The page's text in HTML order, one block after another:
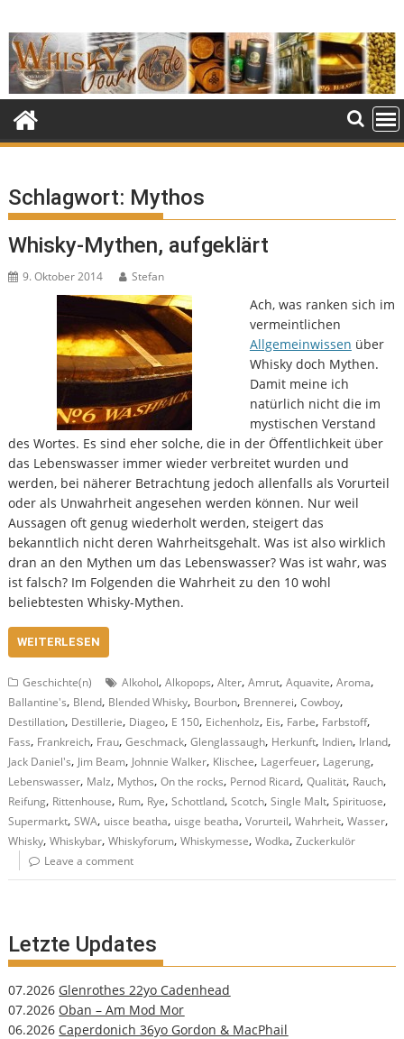
to
content
Schlagwort: Mythos
Whisky-Mythen, aufgeklärt
9. Oktober 2014 Stefan
Ach, was ranken sich im
vermeintlichen
Allgemeinwissen über
Whisky doch Mythen.
Damit meine ich
natürlich nicht die im
mystischen Verstand
des Wortes. Es sind eher solche, die in der Öffentlichkeit über
das Lebenswasser immer wieder verbreitet wurden und
werden, bei näherer Betrachtung jedoch allenfalls als Vorurteil
oder als Unwahrheit angesehen werden können. Nur weil
Aussagen oft genug wiederholt werden, steigert das
bekanntlich nicht deren Wahrheitsgehalt. Was ist also wirklich
dran an den Mythen um das Lebenswasser? Was ist wahr, was
ist falsch? Im Folgenden die Wahrheit zu den 10 wohl
beliebtesten Whisky-Mythen.
WEITERLESEN
Geschichte(n) Alkohol,Alkopops,Alter,Amrut,Aquavite,Aroma,
Ballantine's, Blend, Blended Whisky, Bourbon, Brennerei,Cowboy,
Destillation, Destillerie, Diageo, E 150, Eichenholz, Eis, Farbe, Farbstoff,
Fass, Frankreich, Frau,Geschmack,Glenglassaugh, Herkunft, Indien, Irland,
Jack Daniel's, Jim Beam, Johnnie Walker, Klischee, Lagerfeuer, Lagerung,
Lebenswasser, Malz, Mythos,On the rocks, Pernod Ricard,Qualität, Rauch,
Reifung, Rittenhouse, Rum, Rye,Schottland,Scotch,Single Malt,Spirituose,
Supermarkt,SWA, uisce beatha, uisge beatha,Vorurteil,Wahrheit,Wasser,
Whisky,Whiskybar,Whiskyforum,Whiskymesse,Wodka,Zuckerkulör
Leave a comment
Letzte Updates
07.2026 Glenrothes 22yo Cadenhead
07.2026 Oban – Am Mod Mor
06.2026 Caperdonich 36yo Gordon & MacPhail